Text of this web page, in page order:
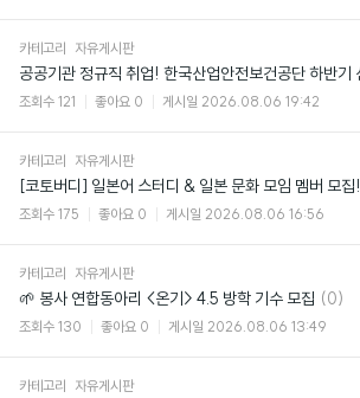
카테고리 자유게시판
조회수 121 좋아요 0 게시일 2026.08.06 19:42
카테고리 자유게시판
[코토버디] 일본어 스터디 & 일본 문화 모임 멤버 모집!
조회수 175 좋아요 0 게시일 2026.08.06 16:56
카테고리 자유게시판
🌱 봉사 연합동아리 <온기> 4.5 방학 기수 모집 댓
글
(0)
조회수 130 좋아요 0 게시일 2026.08.06 13:49
카테고리 자유게시판